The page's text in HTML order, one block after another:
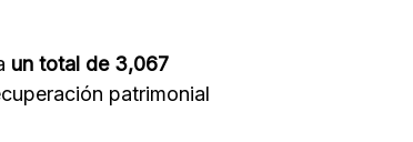
un total de 3,067
patrimonial